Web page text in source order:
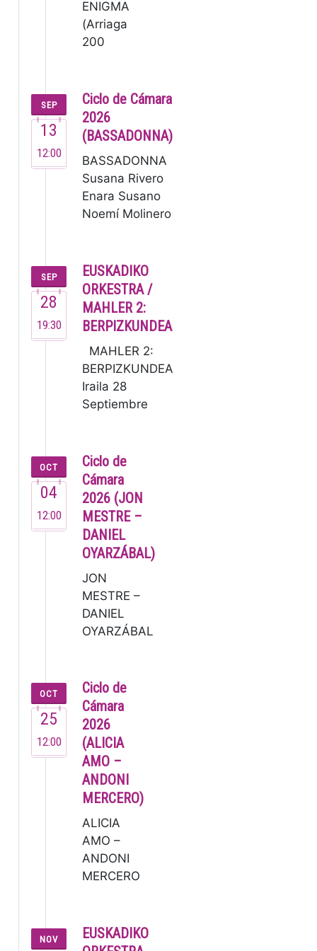
ENIGMA
(Arriaga
200
Enigma,
fundado
en 1995,
es una de
las
orquestas
de
cámara
SEP
13
12:00
Ciclo de Cámara
2026
(BASSADONNA)
BASSADONNA
Susana Rivero
Enara Susano
Noemí Molinero
sino un
colectivo de
m…
SEP
28
19:30
EUSKADIKO
ORKESTRA /
MAHLER 2:
BERPIZKUNDEA
MAHLER 2:
BERPIZKUNDEA
Iraila 28
Septiembre
Sinfonia [80’]
Lucas Macías,
zuzendar…
OCT
04
12:00
Ciclo de
Cámara
2026 (JON
MESTRE –
DANIEL
OYARZÁBAL)
JON
MESTRE –
DANIEL
OYARZÁBAL
joven
pianista ya
dejó
muestra de
su talento
en su brev…
OCT
25
12:00
Ciclo de
Cámara
2026
(ALICIA
AMO –
ANDONI
MERCERO)
ALICIA
AMO –
ANDONI
MERCERO
Alicia
Amo, una
NOV
EUSKADIKO